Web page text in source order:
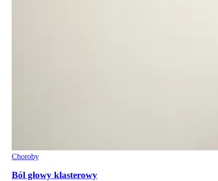
Choroby
Ból głowy klasterowy